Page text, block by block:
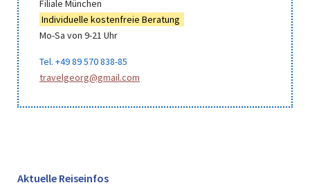
Filiale München
Individuelle kostenfreie Beratung
Mo-Sa von 9-21 Uhr
Tel. +49 89 570 838-85
travelgeorg@gmail.com
Aktuelle Reiseinfos